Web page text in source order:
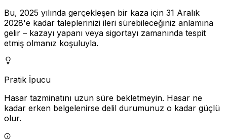
Bu, 2025 yılında gerçekleşen bir kaza için 31 Aralık
2028'e kadar taleplerinizi ileri sürebileceğiniz anlamına
gelir – kazayı yapanı veya sigortayı zamanında tespit
etmiş olmanız koşuluyla.
Pratik İpucu
Hasar tazminatını uzun süre bekletmeyin. Hasar ne
kadar erken belgelenirse delil durumunuz o kadar güçlü
olur.